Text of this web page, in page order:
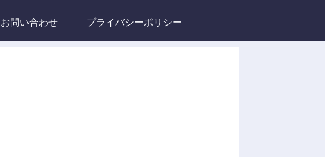
お問い合わせ プライバシーポリシー